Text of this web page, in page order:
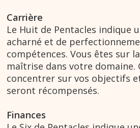
Carrière
Le Huit de Pentacles indique
acharné et de
compétences. Vous êtes sur
maîtrise dans votre domaine.
concentrer sur vos objectifs
seront récompensés.
Finances